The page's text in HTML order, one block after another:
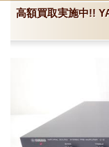
高額買取実施中!!